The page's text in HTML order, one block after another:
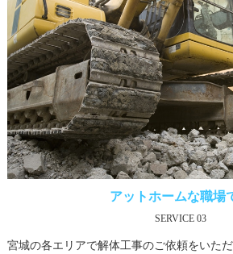
アットホームな職場
SERVICE 03
宮城の各エリアで解体工事のご依頼をいた